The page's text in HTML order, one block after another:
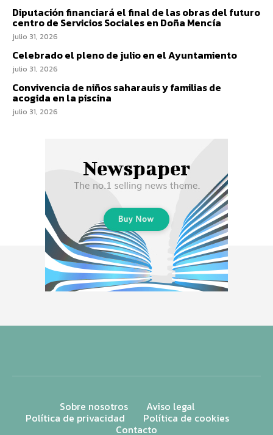
Diputación financiará el final de las obras del futuro
centro de Servicios Sociales en Doña Mencía
julio 31, 2026
Celebrado el pleno de julio en el Ayuntamiento
julio 31, 2026
Convivencia de niños saharauis y familias de
acogida en la piscina
julio 31, 2026
Sobre nosotros Aviso legal
Política de privacidad Política de cookies
Contacto